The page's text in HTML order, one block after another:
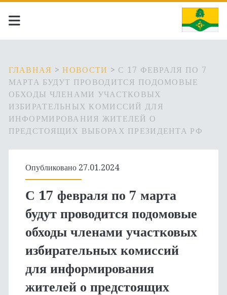
ГЛАВНАЯ >НОВОСТИ > С 17 ФЕВРАЛЯ ПО 7
МАРТА БУДУТ ПРОВОДИТСЯ ПОДОМОВЫЕ
ОБХОДЫ ЧЛЕНАМИ УЧАСТКОВЫХ
ИЗБИРАТЕЛЬНЫХ КОМИССИЙ ДЛЯ
ИНФОРМИРОВАНИЯ ЖИТЕЛЕЙ О
ПРЕДСТОЯЩИХ ВЫБОРАХ ПРЕЗИДЕНТА РФ
Опубликовано 27.01.2024
С 17 февраля по 7 марта
будут проводится подомовые
обходы членами участковых
избирательных комиссий
для информирования
жителей о предстоящих